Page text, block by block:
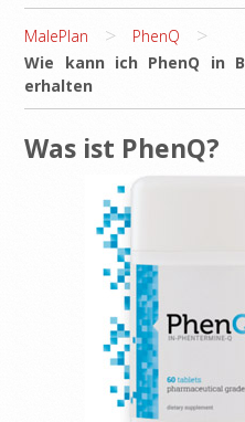
MalePlan > PhenQ >
Wie kann ich PhenQ in
erhalten
Was ist PhenQ?